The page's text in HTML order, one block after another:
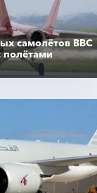
самолётов ВВС
полётами